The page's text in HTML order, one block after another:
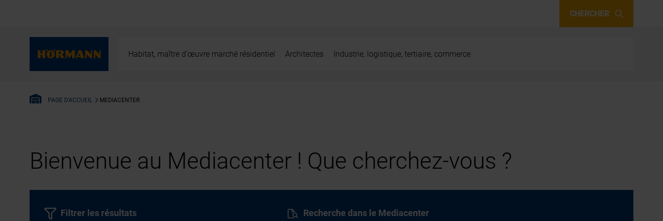
CHERCHER
Habitat, maître d’œuvre marché résidentiel Architectes Industrie, logistique, tertiaire, commerce
PAGE D'ACCUEIL MEDIACENTER
Bienvenue au Mediacenter ! Que cherchez-vous ?
Recherche dans le Mediacenter
Filtrer les résultats